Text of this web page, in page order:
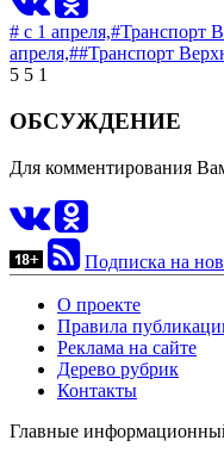
# с 1 апреля,#Транспорт
апреля,##Транспорт
5 5 1
ОБСУЖДЕНИЕ
Для комментирования
Подписка на
О проекте
Правила
Реклама на сайте
Дерево рубрик
Контакты
Главные